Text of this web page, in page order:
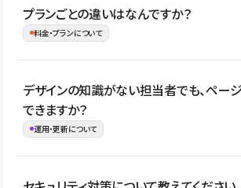
イト全体のデザインや設定がそのまま移行され
め、移行後にページ構成やデザイン、CMS設計
はい。アクセス規模が大きいサイトや、複数部
理、セキュリティ確認、既存システムとの連携
ない段階でも、お問い合わせください。
お問合せはこちら
プランごとの違いはなんですか？
料金・プランについて
公開ページ数、バージョン履歴の期間、CMS利
管理の有無などがプランごとに異なります。詳
ージをご覧ください。
デザインの知識がない担当者でも、ペー
できますか？
運用・更新について
はい。CMSやコンポーネントを活用して更新範